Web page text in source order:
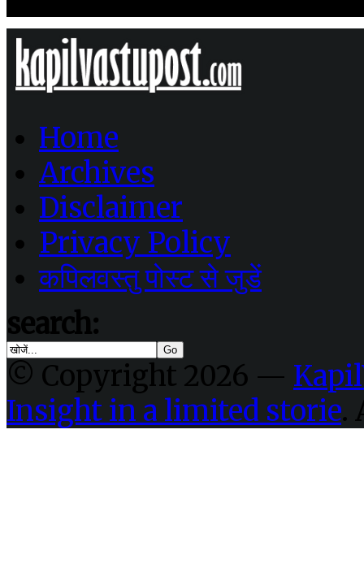
Home
Archives
Disclaimer
Privacy Policy
कपिलवस्तु पोस्ट से जुडें
search:
© Copyright 2026 —
Insight in a limited storie.